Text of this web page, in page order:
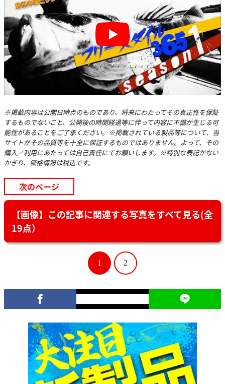
Play
※掲載内容は公開日時点のものであり、将来にわたってその真正性を保証
するものでないこと、公開後の時間経過等に伴って内容に不備が生じる可
能性があることをご了承ください。※掲載されている製品等について、当
サイトがその品質等を十全に保証するものではありません。よって、その
購入／利用にあたっては自己責任にてお願いします。※特別な表記がない
かぎり、価格情報は税込です。
次のページ
【画像】この記事に関連する写真をすべて見る(全
19点）
1 2